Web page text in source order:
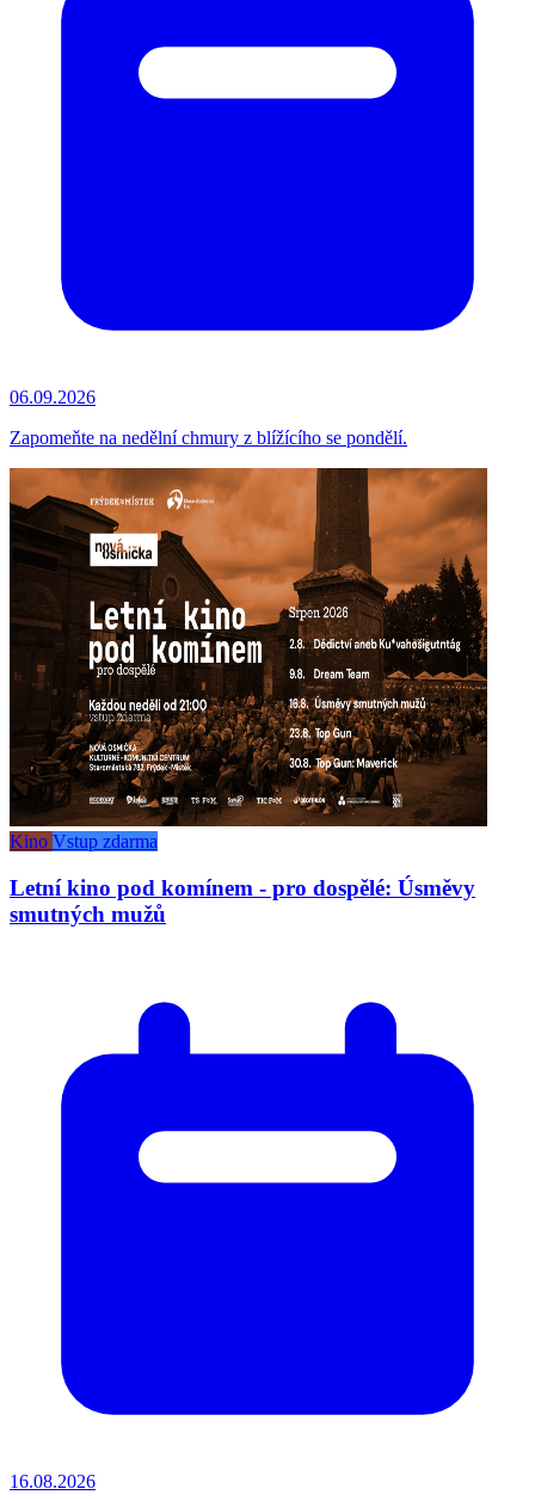
06.09.2026
Zapomeňte na nedělní chmury z blížícího se pondělí.
Kino Vstup zdarma
Letní kino pod komínem - pro dospělé: Úsměvy
smutných mužů
16.08.2026